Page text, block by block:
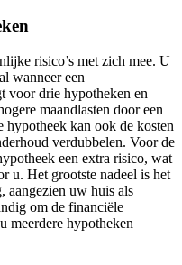
risico’s met zich mee. U
wanneer een
voor drie hypotheken en
maandlasten door een
hypotheek kan ook de kosten
verdubbelen. Voor de
een extra risico, wat
u. Het grootste nadeel is het
aangezien uw huis als
om de financiële
meerdere hypotheken